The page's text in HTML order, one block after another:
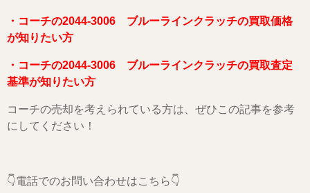
・コーチの2044-3006 ブルーラインクラッチの買取価格
が知りたい方
・コーチの2044-3006 ブルーラインクラッチの買取査定
基準が知りたい方
コーチの売却を考えられている方は、ぜひこの記事を参考
にしてください！
👇電話でのお問い合わせはこちら👇